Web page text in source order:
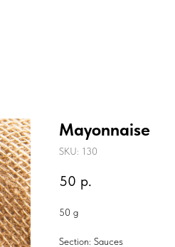
Mayonnaise
SKU: 130
50 р.
50 g
Section: Sauces